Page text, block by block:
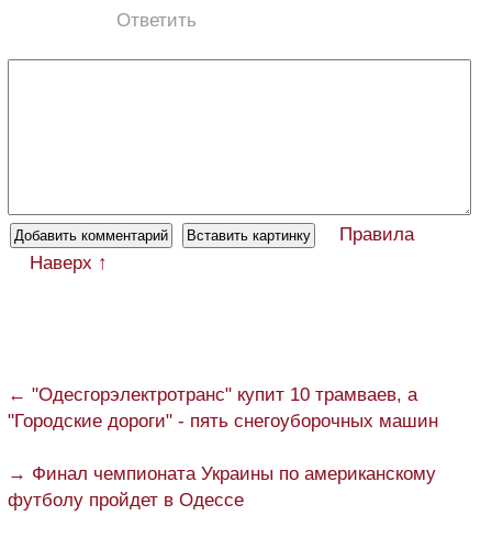
Ответить
Правила
Наверх ↑
← "Одесгорэлектротранс" купит 10 трамваев, а
"Городские дороги" - пять снегоуборочных машин
→ Финал чемпионата Украины по американскому
футболу пройдет в Одессе